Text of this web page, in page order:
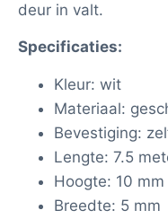
deur in valt.
Specificaties:
Kleur: wit
Materiaal:
Bevestiging:
Lengte: 7.5
Hoogte: 10 mm
Breedte: 5 mm